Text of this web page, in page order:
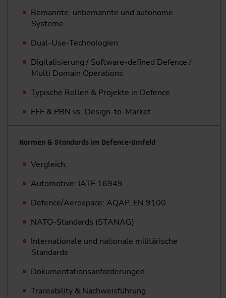
Bemannte, unbemannte und autonome
Systeme
Dual-Use-Technologien
Digitalisierung / Software-defined Defence /
Multi Domain Operations
Typische Rollen & Projekte in Defence
FFF & PBN vs. Design-to-Market
Normen & Standards im Defence-Umfeld
Vergleich:
Automotive: IATF 16949
Defence/Aerospace: AQAP, EN 9100
NATO-Standards (STANAG)
Internationale und nationale militärische
Standards
Dokumentationsanforderungen
Traceability & Nachweisführung